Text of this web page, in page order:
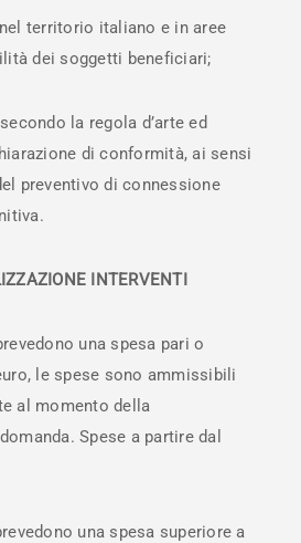
territorio italiano e in aree
dei soggetti beneficiari;
la regola d’arte ed
di conformità, ai sensi
preventivo di connessione
INTERVENTI
una spesa pari o
le spese sono ammissibili
al momento della
Spese a partire dal
una spesa superiore a